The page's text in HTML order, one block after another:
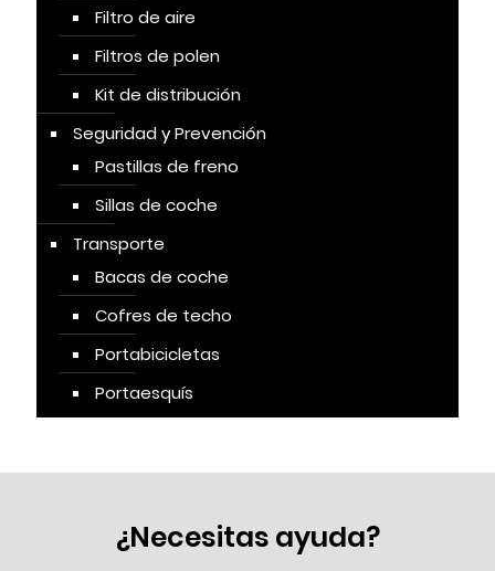
Filtro de aire
Filtros de polen
Kit de distribución
Seguridad y Prevención
Pastillas de freno
Sillas de coche
Transporte
Bacas de coche
Cofres de techo
Portabicicletas
Portaesquís
¿Necesitas ayuda?